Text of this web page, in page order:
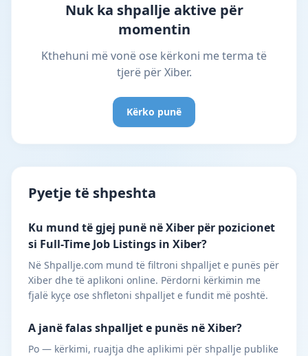
Nuk ka shpallje aktive për
momentin
Kthehuni më vonë ose kërkoni me terma të
tjerë për Xiber.
Kërko punë
Pyetje të shpeshta
Ku mund të gjej punë në Xiber për pozicionet
si Full-Time Job Listings in Xiber?
Në Shpallje.com mund të filtroni shpalljet e punës për
Xiber dhe të aplikoni online. Përdorni kërkimin me
fjalë kyçe ose shfletoni shpalljet e fundit më poshtë.
A janë falas shpalljet e punës në Xiber?
Po — kërkimi, ruajtja dhe aplikimi për shpallje publike